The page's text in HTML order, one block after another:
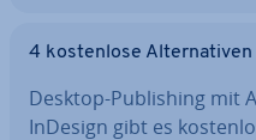
4 kos­ten­lo­se Al­ter­na­ti­ven
Desktop-Pu­bli­shing mit
InDesign gibt es